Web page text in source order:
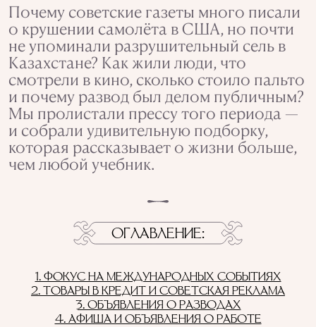
Почему советские газеты много писали
о крушении самолёта в США, но почти
не упоминали разрушительный сель в
Казахстане? Как жили люди, что
смотрели в кино, сколько стоило пальто
и почему развод был делом публичным?
Мы пролистали прессу того периода —
и собрали удивительную подборку,
которая рассказывает о жизни больше,
чем любой учебник.
ОГЛАВЛЕНИЕ
1. ФОКУС НА МЕЖДУНАРОДНЫХ СОБЫТИЯХ
2. ТОВАРЫ В КРЕДИТ И СОВЕТСКАЯ РЕКЛАМА
3. ОБЪЯВЛЕНИЯ О РАЗВОДАХ
4. АФИША И ОБЪЯВЛЕНИЯ О РАБОТЕ